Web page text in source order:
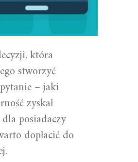
która
stworzyć
– jaki
zyskał
posiadaczy
dopłacić do